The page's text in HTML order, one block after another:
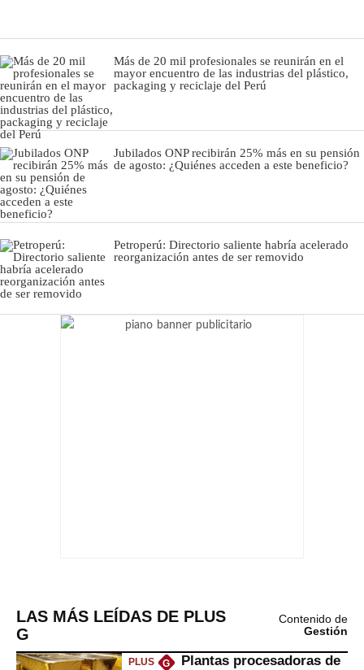
Más de 20 mil profesionales se reunirán en el
mayor encuentro de las industrias del plástico,
packaging y reciclaje del Perú
Jubilados ONP recibirán 25% más en su pensión
de agosto: ¿Quiénes acceden a este beneficio?
Petroperú: Directorio saliente habría acelerado
reorganización antes de ser removido
LAS MÁS LEÍDAS DE PLUS
G
Contenido de
Gestión
PLUS G
Plantas procesadoras de